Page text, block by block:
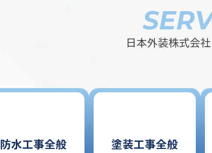
日本外装株式会
防水工事全般 塗装工事全般